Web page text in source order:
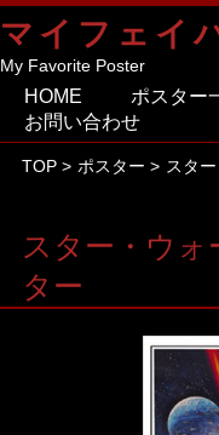
マイフェイ
My Favorite Poster
HOME ポスター
お問い合わせ
TOP > ポスター > スタ
スター・ウ
ター